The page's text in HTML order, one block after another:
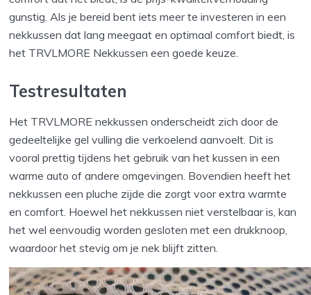
gunstig. Als je bereid bent iets meer te investeren in een
nekkussen dat lang meegaat en optimaal comfort biedt, is
het TRVLMORE Nekkussen een goede keuze.
Testresultaten
Het TRVLMORE nekkussen onderscheidt zich door de
gedeeltelijke gel vulling die verkoelend aanvoelt. Dit is
vooral prettig tijdens het gebruik van het kussen in een
warme auto of andere omgevingen. Bovendien heeft het
nekkussen een pluche zijde die zorgt voor extra warmte
en comfort. Hoewel het nekkussen niet verstelbaar is, kan
het wel eenvoudig worden gesloten met een drukknoop,
waardoor het stevig om je nek blijft zitten.